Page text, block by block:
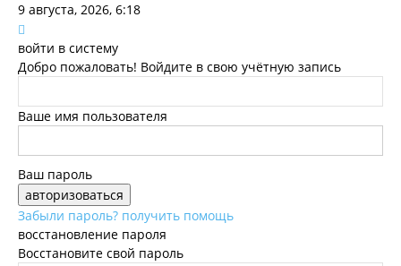
9 августа, 2026, 6:18
войти в систему
Добро пожаловать! Войдите в свою учётную запись
Ваше имя пользователя
Ваш пароль
Забыли пароль? получить помощь
восстановление пароля
Восстановите свой пароль